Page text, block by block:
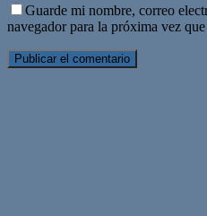
Guarde mi nombre, correo
navegador para la próxima vez